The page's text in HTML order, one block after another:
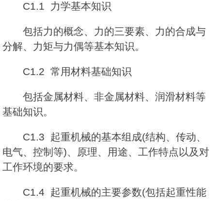
C1.1 力学基本知识
包括力的概念、力的三要素、力的合成与
分解、力矩与力偶等基本知识。
C1.2 常用材料基础知识
包括金属材料、非金属材料、润滑材料等
基础知识。
C1.3 起重机械的基本组成(结构、传动、
电气、控制等)、原理、用途、工作特点以及对
工作环境的要求。
C1.4 起重机械的主要参数(包括起重性能